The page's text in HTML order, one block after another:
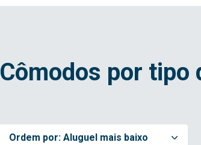
Cômodos por tipo
Ordem por: Aluguel mais baixo